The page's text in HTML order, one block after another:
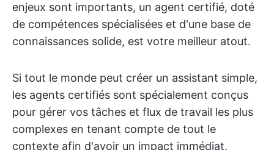
enjeux sont importants, un agent certifié, doté
de compétences spécialisées et d'une base de
connaissances solide, est votre meilleur atout.
Si tout le monde peut créer un assistant simple,
les agents certifiés sont spécialement conçus
pour gérer vos tâches et flux de travail les plus
complexes en tenant compte de tout le
contexte afin d'avoir un impact immédiat.